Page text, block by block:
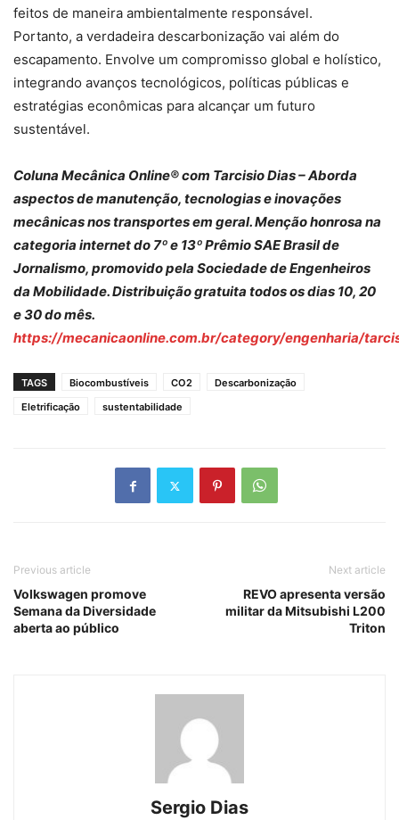
feitos de maneira ambientalmente responsável.
Portanto, a verdadeira descarbonização vai além do
escapamento. Envolve um compromisso global e holístico,
integrando avanços tecnológicos, políticas públicas e
estratégias econômicas para alcançar um futuro
sustentável.
Coluna Mecânica Online® com Tarcisio Dias – Aborda
aspectos de manutenção, tecnologias e inovações
mecânicas nos transportes em geral. Menção honrosa na
categoria internet do 7º e 13º Prêmio SAE Brasil de
Jornalismo, promovido pela Sociedade de Engenheiros
da Mobilidade. Distribuição gratuita todos os dias 10, 20
e 30 do mês.
https://mecanicaonline.com.br/category/engenharia/
TAGS Biocombustíveis CO2
Descarbonização
Eletrificação
sustentabilidade
Previous article
Volkswagen promove
Semana da Diversidade
aberta ao público
Next article
REVO apresenta versão
militar da Mitsubishi L200
Triton
Sergio Dias